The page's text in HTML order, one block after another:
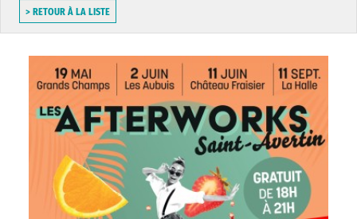
> RETOUR À LA LISTE